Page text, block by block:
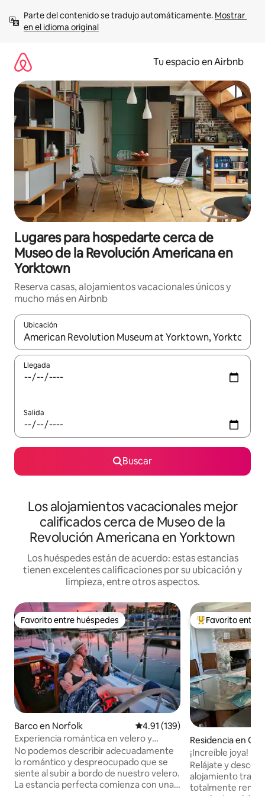
contenido
Parte del contenido se tradujo automáticamente. Mostrar
en el idioma original
Tu espacio en Airbnb
Lugares para hospedarte cerca de
Museo de la Revolución Americana en
Yorktown
Reserva casas, alojamientos vacacionales únicos y
mucho más en Airbnb
Ubicación
Cuando los resultados estén disponibles, podrás navegar
Llegada
Salida
Buscar
Los alojamientos vacacionales mejor
calificados cerca de Museo de la
Revolución Americana en Yorktown
Los huéspedes están de acuerdo: estas estancias
tienen excelentes calificaciones por su ubicación y
limpieza, entre otros aspectos.
Favorito entre huéspedes
Favorito entre huéspedes
Barco en Norfolk Calificación promedio: 4.91 de
4.91 (139)
Experiencia romántica en velero y
restaurante de mariscos
No podemos describir adecuadamente
lo romántico y despreocupado que se
siente al subir a bordo de nuestro velero.
La estancia perfecta comienza con una
De los mejores
Favorito entre
Residencia en
oint
¡Increíble joya!
puestas de sol,
Relájate y
alojamiento
totalmente